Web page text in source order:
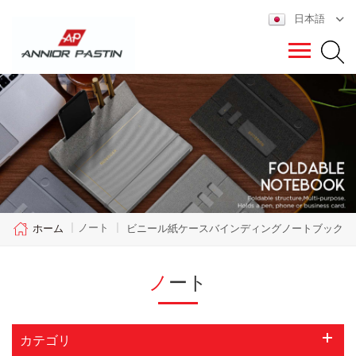
日本語
ホーム | ノート | ビニール紙ケースバインディングノートブック
ノート
カテゴリ